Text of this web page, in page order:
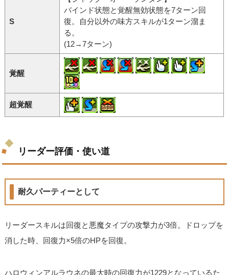
S
バインド状態と覚醒無効状態を7ターン回
復。自分以外の味方スキルが1ターン溜ま
る。
(12→7ターン)
覚醒
超覚醒
リーダー評価・使い道
耐久パーティーとして
リーダースキルは回復と悪魔タイプの攻撃力が3倍。ドロップを
消した時、回復力×5倍のHPを回復。
ハロウィンアルラウネの最大時の回復力が1229となっているた